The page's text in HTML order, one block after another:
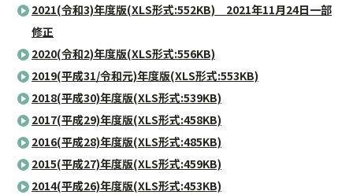
2021(令和3)年度版(XLS形式:552KB) 2021年11月24日一部
修正
2020(令和2)年度版(XLS形式:556KB)
2019(平成31/令和元)年度版(XLS形式:553KB)
2018(平成30)年度版(XLS形式:539KB)
2017(平成29)年度版(XLS形式:458KB)
2016(平成28)年度版(XLS形式:485KB)
2015(平成27)年度版(XLS形式:459KB)
2014(平成26)年度版(XLS形式:453KB)